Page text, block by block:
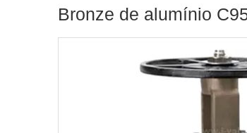
Bronze de alumínio